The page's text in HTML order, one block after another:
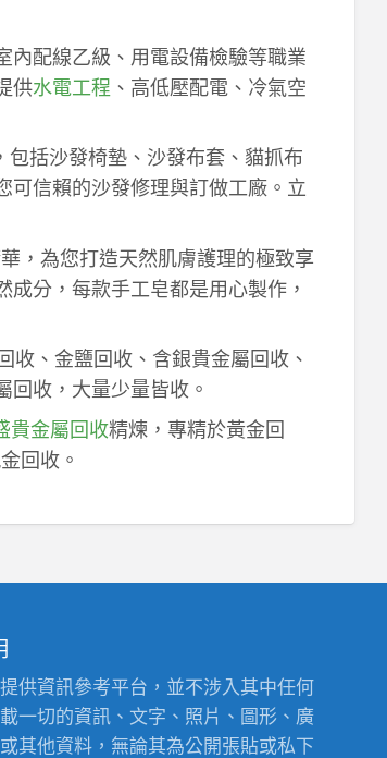
內配線乙級、用電設備檢驗等職業
供水電工程 、高低壓配電、冷氣空
括沙發椅墊、沙發布套、貓抓布
可信賴的沙發修理與訂做工廠。立
，為您打造天然肌膚護理的極致享
分，每款手工皂都是用心製作，
收、金鹽回收、含銀貴金屬回收、
收，大量少量皆收。
貴金屬回收精煉，專精於黃金回
回收。
供資訊參考平台，並不涉入其中任何
一切的資訊、文字、照片、圖形、廣
其他資料，無論其為公開張貼或私下